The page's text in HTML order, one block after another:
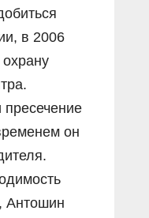
в 2006
он
Антошин